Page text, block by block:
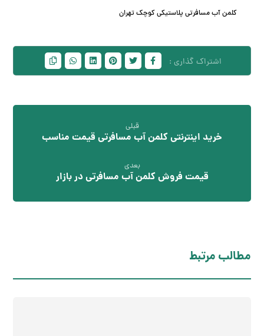
کلمن آب مسافرتی پلاستیکی کوچک تهران
قبلی
خرید اینترنتی کلمن آب مسافرتی قیمت مناسب
بعدی
قیمت فروش کلمن آب مسافرتی در بازار
مطالب مرتبط